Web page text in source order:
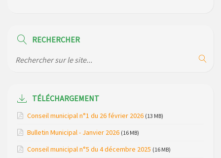
de la gendarmerie
Modification de gestion du camping de Saint Just, ses
bungalows bois, ses chalets et sa piscine
Loubaresse le vendredi 20 mars 2026
RECHERCHER
TÉLÉCHARGEMENT
Conseil municipal n°1 du 26 février 2026 (13 MB)
Bulletin Municipal - Janvier 2026 (16 MB)
Conseil municipal n°5 du 4 décembre 2025 (16 MB)